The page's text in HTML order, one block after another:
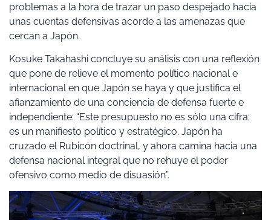
problemas a la hora de trazar un paso despejado hacia
unas cuentas defensivas acorde a las amenazas que
cercan a Japón.
Kosuke Takahashi concluye su análisis con una reflexión
que pone de relieve el momento político nacional e
internacional en que Japón se haya y que justifica el
afianzamiento de una conciencia de defensa fuerte e
independiente: “Este presupuesto no es sólo una cifra;
es un manifiesto político y estratégico. Japón ha
cruzado el Rubicón doctrinal, y ahora camina hacia una
defensa nacional integral que no rehuye el poder
ofensivo como medio de disuasión”.